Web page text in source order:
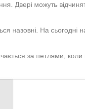
Двері можуть
На сьогодні
за петлями,